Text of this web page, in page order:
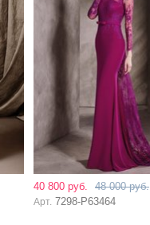
40 800 руб. 48 000 руб.
Арт.7298-P63464